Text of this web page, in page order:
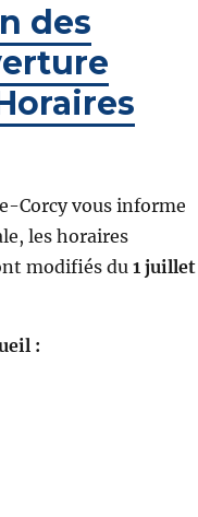
des
Corcy vous informe
les horaires
modifiés du 1 juillet
: